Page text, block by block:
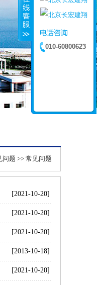
问题 >> 常见问题
[2021-10-20]
[2021-10-20]
[2021-10-20]
[2013-10-18]
[2021-10-20]
010-60800623